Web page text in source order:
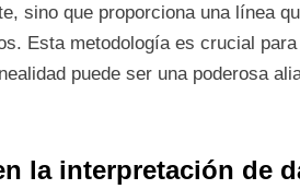
sino que proporciona una línea
Esta metodología es crucial
puede ser una poderosa
la interpretación de